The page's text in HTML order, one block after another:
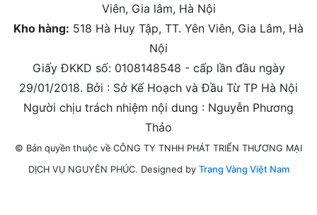
Viên, Gia lâm, Hà Nội
Kho hàng: 518 Hà Huy Tập, TT. Yên Viên, Gia Lâm, Hà
Nội
Giấy ĐKKD số: 0108148548 - cấp lần đầu ngày
29/01/2018. Bởi : Sở Kế Hoạch và Đầu Từ TP Hà Nội
Người chịu trách nhiệm nội dung : Nguyễn Phương
Thảo
© Bản quyền thuộc về CÔNG TY TNHH PHÁT TRIỂN THƯƠNG MẠI
DỊCH VỤ NGUYÊN PHÚC. Designed by Trang Vàng Việt Nam